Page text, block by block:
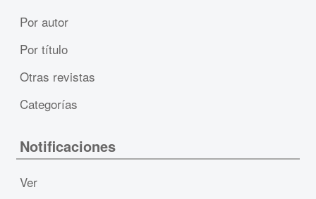
Por autor
Por título
Otras revistas
Categorías
Notificaciones
Ver